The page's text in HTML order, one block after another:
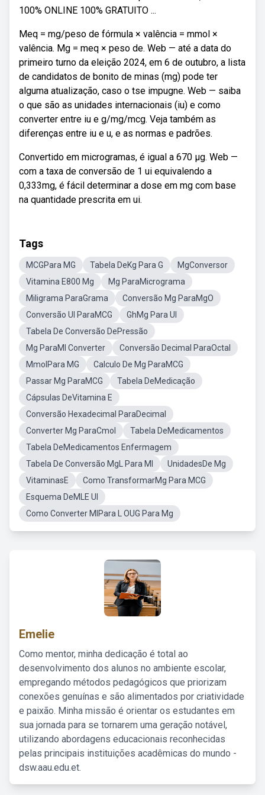
100% ONLINE 100% GRATUITO ...
Meq = mg/peso de fórmula × valência = mmol ×
valência. Mg = meq × peso de. Web — até a data do
primeiro turno da eleição 2024, em 6 de outubro, a lista
de candidatos de bonito de minas (mg) pode ter
alguma atualização, caso o tse impugne. Web — saiba
o que são as unidades internacionais (iu) e como
converter entre iu e g/mg/mcg. Veja também as
diferenças entre iu e u, e as normas e padrões.
Convertido em microgramas, é igual a 670 µg. Web —
com a taxa de conversão de 1 ui equivalendo a
0,333mg, é fácil determinar a dose em mg com base
na quantidade prescrita em ui.
Tags
MCGPara MG Tabela DeKg Para G
MgConversor
Vitamina E800 Mg
Mg ParaMicrograma
Miligrama ParaGrama
Conversão Mg ParaMgO
Conversão UI ParaMCG
GhMg Para UI
Tabela De Conversão DePressão
Mg ParaMl Converter
Conversão Decimal ParaOctal
MmolPara MG
Calculo De Mg ParaMCG
Passar Mg ParaMCG
Tabela DeMedicação
Cápsulas DeVitamina E
Conversão Hexadecimal ParaDecimal
Converter Mg ParaCmol
Tabela DeMedicamentos
Tabela DeMedicamentos Enfermagem
Tabela De Conversão MgL Para Ml
UnidadesDe Mg
VitaminasE
Como TransformarMg Para MCG
Esquema DeMLE UI
Como Converter MlPara L OUG Para Mg
Emelie
Como mentor, minha dedicação é total ao
desenvolvimento dos alunos no ambiente escolar,
empregando métodos pedagógicos que priorizam
conexões genuínas e são alimentados por criatividade
e paixão. Minha missão é orientar os estudantes em
sua jornada para se tornarem uma geração notável,
utilizando abordagens educacionais reconhecidas
pelas principais instituições acadêmicas do mundo -
dsw.aau.edu.et.